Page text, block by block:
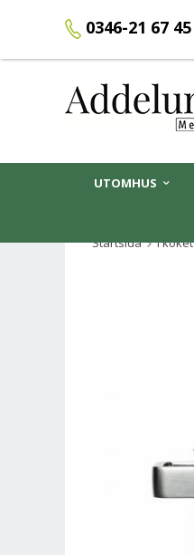
0346-21 67 45
UTOMHUS
Startsida
I köket